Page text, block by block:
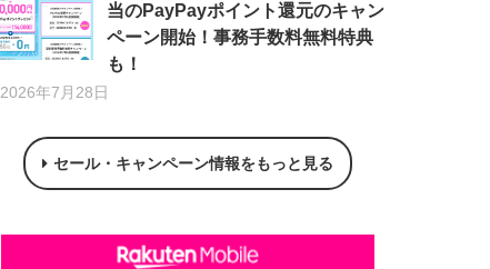
当のPayPayポイント還元のキャン
ペーン開始！事務手数料無料特典
も！
2026年7月28日
セール・キャンペーン情報をもっと見る